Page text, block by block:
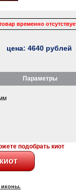
временно
цена: 4640 рублей
Параметры
подобрать киот
иконы.